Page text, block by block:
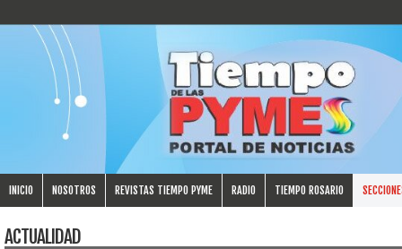
INICIO NOSOTROS REVISTAS TIEMPO PYME RADIO TIEMPO ROSARIO
ACTUALIDAD